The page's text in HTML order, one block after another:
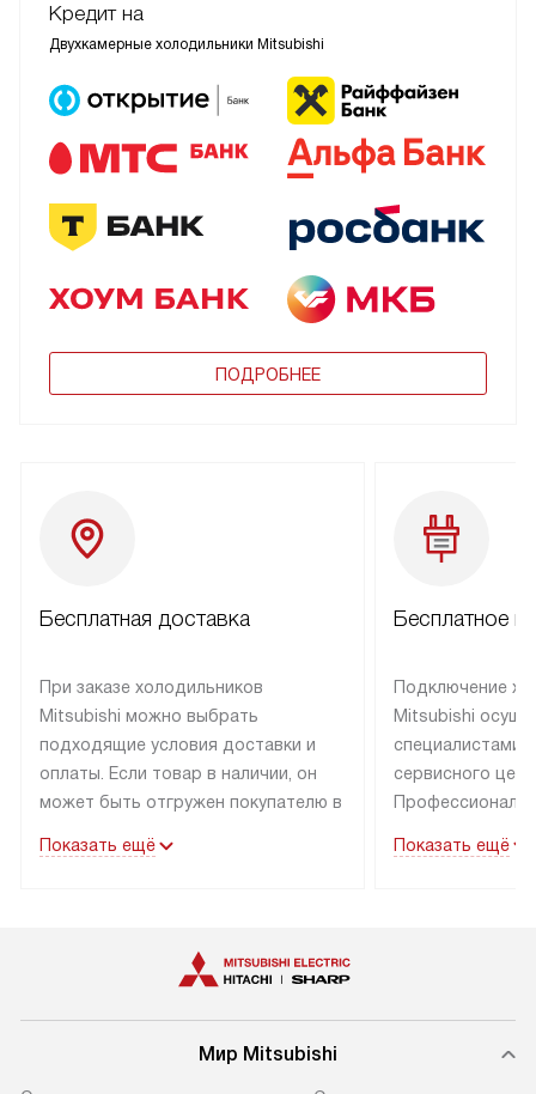
Кредит на
Двухкамерные холодильники Mitsubishi
ПОДРОБНЕЕ
Бесплатная доставка
При заказе холодильников
Mitsubishi можно выбрать
подходящие условия доставки и
оплаты. Если товар в наличии, он
может быть отгружен покупателю в
со специальным лейблом
Показать ещё
Бесплатное
Подключение
Mitsubishi
специалистами
сервисного
эксплуатации
Показать ещё
Мир Mitsubishi